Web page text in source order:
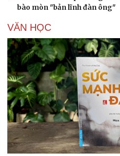
bào mòn "bản lĩnh đàn ông"
VĂN HỌC